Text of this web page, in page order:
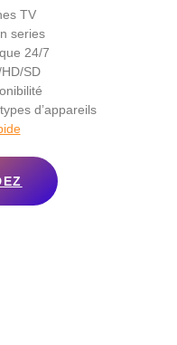
TV
series
24/7
SD
d’appareils